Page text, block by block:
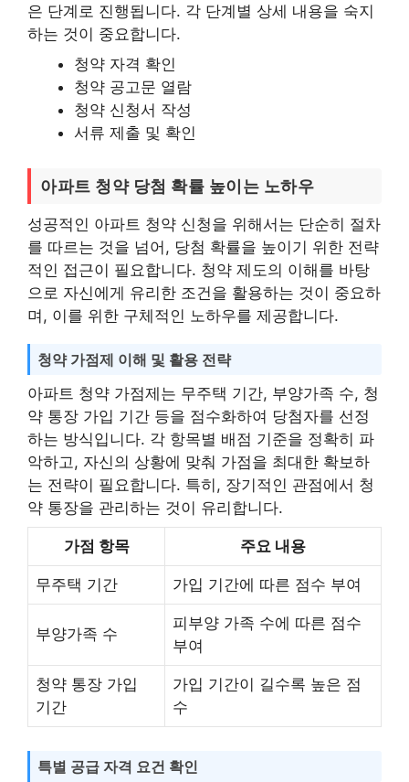
은 단계로 진행됩니다. 각 단계별 상세 내용을 숙지
하는 것이 중요합니다.
청약 자격 확인
청약 공고문 열람
청약 신청서 작성
서류 제출 및 확인
아파트 청약 당첨 확률 높이는 노하우
성공적인 아파트 청약 신청을 위해서는 단순히 절차
를 따르는 것을 넘어, 당첨 확률을 높이기 위한 전략
적인 접근이 필요합니다. 청약 제도의 이해를 바탕
으로 자신에게 유리한 조건을 활용하는 것이 중요하
며, 이를 위한 구체적인 노하우를 제공합니다.
청약 가점제 이해 및 활용 전략
아파트 청약 가점제는 무주택 기간, 부양가족 수, 청
약 통장 가입 기간 등을 점수화하여 당첨자를 선정
하는 방식입니다. 각 항목별 배점 기준을 정확히 파
악하고, 자신의 상황에 맞춰 가점을 최대한 확보하
는 전략이 필요합니다. 특히, 장기적인 관점에서 청
약 통장을 관리하는 것이 유리합니다.
가점 항목 주요 내용
무주택 기간 가입 기간에 따른 점수 부여
부양가족 수
피부양 가족 수에 따른 점수
부여
청약 통장 가입
기간
가입 기간이 길수록 높은 점
수
특별 공급 자격 요건 확인